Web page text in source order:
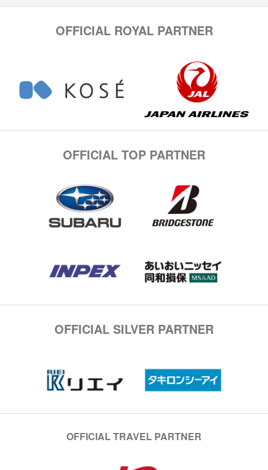
OFFICIAL ROYAL PARTNER
OFFICIAL TOP PARTNER
OFFICIAL SILVER PARTNER
OFFICIAL TRAVEL PARTNER